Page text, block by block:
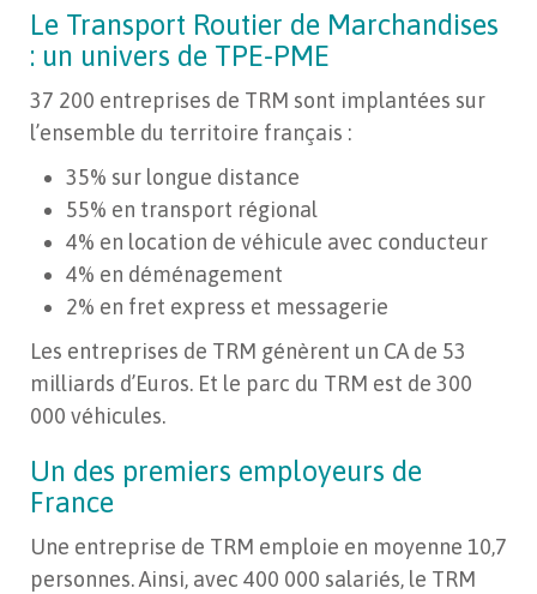
Le Transport Routier de Marchandises
: un univers de TPE-PME
37 200 entreprises de TRM sont implantées sur
l’ensemble du territoire français :
35% sur longue distance
55% en transport régional
4% en location de véhicule avec conducteur
4% en déménagement
2% en fret express et messagerie
Les entreprises de TRM génèrent un CA de 53
milliards d’Euros. Et le parc du TRM est de 300
000 véhicules.
Un des premiers employeurs de
France
Une entreprise de TRM emploie en moyenne 10,7
personnes. Ainsi, avec 400 000 salariés, le TRM